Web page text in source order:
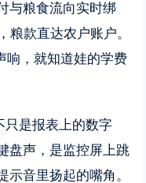
与粮食流向实时绑
粮款直达农户账户。
响，就知道娃的学费
只是报表上的数字
声，是监控屏上跳
示音里扬起的嘴角。